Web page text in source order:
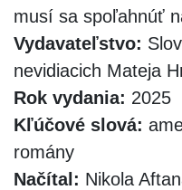
musí sa spoľahnúť
Vydavateľstvo:
nevidiacich Mateja
Rok vydania: 2025
Kľúčové slová:
romány
Načítal: Nikola